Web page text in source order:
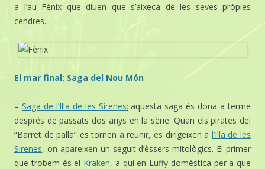
a l’au Fènix que diuen que s’aixeca de les seves pròpies
cendres.
El mar final: Saga del Nou Món
– Saga de l’Illa de les Sirenes: aquesta saga és dona a terme
després de passats dos anys en la sèrie. Quan els pirates del
“Barret de palla” es tornen a reunir, es dirigeixen a l’Illa de les
Sirenes, on apareixen un seguit d’èssers mitològics. El primer
que trobem és el Kraken, a qui en Luffy domèstica per a que